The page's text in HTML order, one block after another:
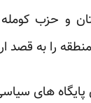
را به قصد
پایگاه های